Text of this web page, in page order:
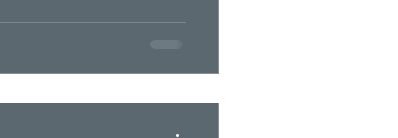
traducir poesía